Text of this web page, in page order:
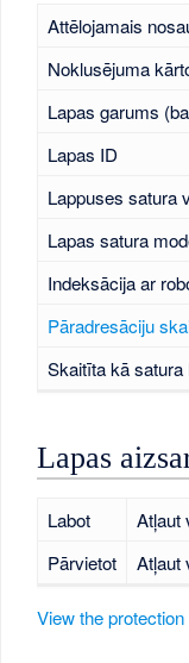
Attēlojamais
Noklusējuma
Lapas garums
Lapas ID
Lappuses satura
Lapas satura
Indeksācija ar
Pāradresāciju
Skaitīta kā satura
Lapas
Labot
Atļaut
Pārvietot
Atļaut
View the